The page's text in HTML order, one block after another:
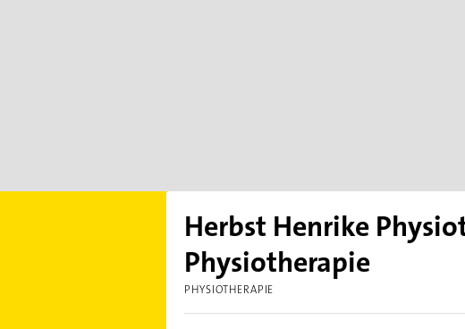
Herbst Henrike
Physiotherapie
PHYSIOTHERAPIE